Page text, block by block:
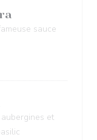
sauce
et